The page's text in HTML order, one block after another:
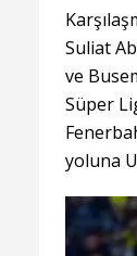
Suliat
ve
Süper
yoluna